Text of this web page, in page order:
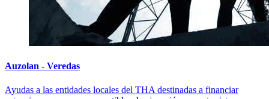
Auzolan - Veredas
Ayudas a las entidades locales del THA destinadas a financiar